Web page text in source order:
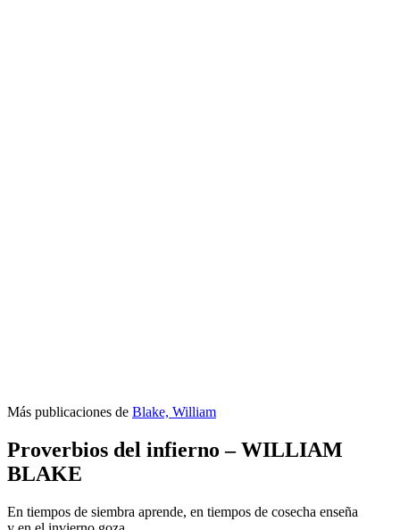
Más publicaciones de Blake, William
Proverbios del infierno – WILLIAM
BLAKE
En tiempos de siembra aprende, en tiempos de cosecha enseña